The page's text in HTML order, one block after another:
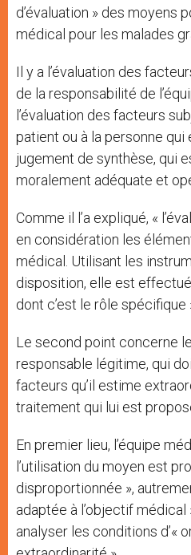
d’évaluation » des moyens
médical pour les malades
Il y a l’évaluation des
de la responsabilité de
l’évaluation des facteurs
patient ou à la personne
jugement de synthèse, qui
moralement adéquate et
Comme il l’a expliqué, «
en considération les
médical. Utilisant les
disposition, elle est
dont c’est le rôle spécifique
Le second point concerne
responsable légitime, qui
facteurs qu’il estime
traitement qui lui est
En premier lieu, l’équipe
l’utilisation du moyen est
disproportionnée »,
adaptée à l’objectif médical
analyser les conditions d’«